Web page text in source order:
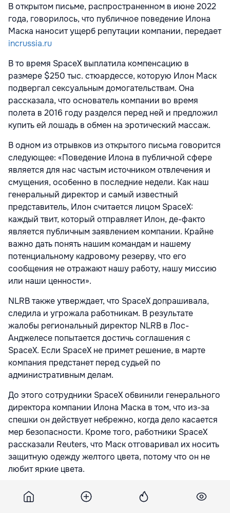
В открытом письме, распространенном в июне 2022
года, говорилось, что публичное поведение Илона
Маска наносит ущерб репутации компании, передает
incrussia.ru
В то время SpaceX выплатила компенсацию в
размере $250 тыс. стюардессе, которую Илон Маск
подвергал сексуальным домогательствам. Она
рассказала, что основатель компании во время
полета в 2016 году разделся перед ней и предложил
купить ей лошадь в обмен на эротический массаж.
В одном из отрывков из открытого письма говорится
следующее: «Поведение Илона в публичной сфере
является для нас частым источником отвлечения и
смущения, особенно в последние недели. Как наш
генеральный директор и самый известный
представитель, Илон считается лицом SpaceX:
каждый твит, который отправляет Илон, де-факто
является публичным заявлением компании. Крайне
важно дать понять нашим командам и нашему
потенциальному кадровому резерву, что его
сообщения не отражают нашу работу, нашу миссию
или наши ценности».
NLRB также утверждает, что SpaceX допрашивала,
следила и угрожала работникам. В результате
жалобы региональный директор NLRB в Лос-
Анджелесе попытается достичь соглашения с
SpaceX. Если SpaceX не примет решение, в марте
компания предстанет перед судьей по
административным делам.
До этого сотрудники SpaceX обвинили генерального
директора компании Илона Маска в том, что из-за
спешки он действует небрежно, когда дело касается
мер безопасности. Кроме того, работники SpaceX
рассказали Reuters, что Маск отговаривал их носить
защитную одежду желтого цвета, потому что он не
любит яркие цвета.
Подпишитесь на новости Point.md в Google